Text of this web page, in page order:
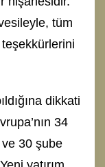
tüm
dikkati
34
30 şube